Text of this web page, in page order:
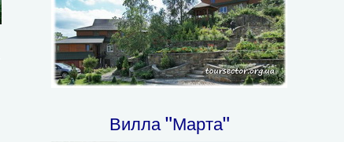
Вилла "Марта"